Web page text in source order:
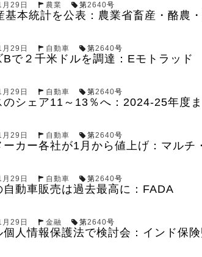
29日 農業 第2640号
基本統計を公表：農業省畜産・酪農
29日 自動車 第2640号
Bで２千米ドルを調達：Eモトラッド
29日 自動車 第2640号
のシェア11～13％へ：2024-25年度
29日 自動車 第2640号
ーカー各社が1月から値上げ：マルチ
29日 自動車 第2640号
自動車販売は過去最高に：FADA
29日 金融 第2640号
個人情報保護法で検討会：インド保